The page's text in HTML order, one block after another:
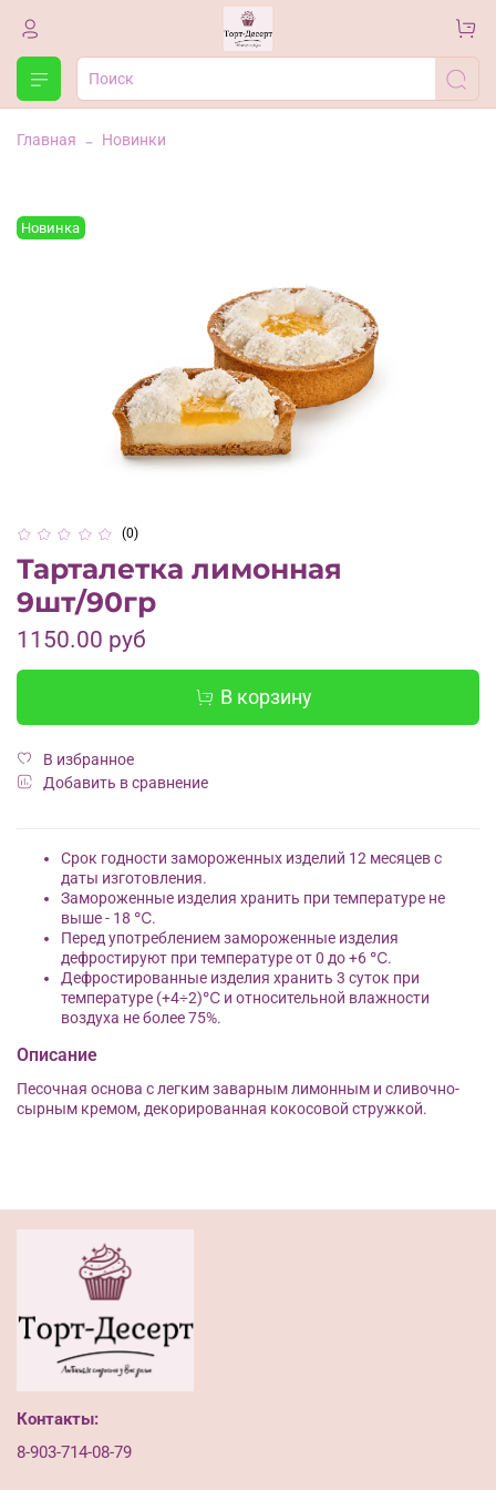
Главная Новинки
Новинка
(0)
Тарталетка лимонная
9шт/90гр
1150.00 руб
В корзину
В избранное
Добавить в сравнение
Срок годности замороженных изделий 12 месяцев с
даты изготовления.
Замороженные изделия хранить при температуре не
выше - 18 ℃.
Перед употреблением замороженные изделия
дефростируют при температуре от 0 до +6 ℃.
Дефростированные изделия хранить 3 суток при
температуре (+4÷2)℃ и относительной влажности
воздуха не более 75%.
Описание
Песочная основа с легким заварным лимонным и сливочно-
сырным кремом, декорированная кокосовой стружкой.
Контакты:
8-903-714-08-79